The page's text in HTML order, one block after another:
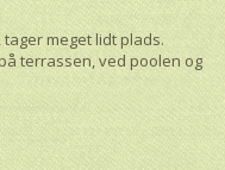
meget lidt plads.
terrassen, ved poolen og